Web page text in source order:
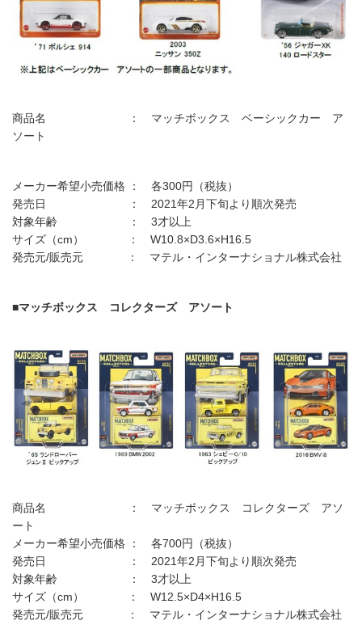
商品名 ： マッチボックス ベーシックカー ア
ソート
メーカー希望小売価格 ： 各300円（税抜）
発売日 ： 2021年2月下旬より順次発売
対象年齢 ： 3才以上
サイズ（cm） ： W10.8×D3.6×H16.5
発売元/販売元 ： マテル・インターナショナル株式会社
■マッチボックス コレクターズ アソート
商品名 ： マッチボックス コレクターズ アソ
ート
メーカー希望小売価格 ： 各700円（税抜）
発売日 ： 2021年2月下旬より順次発売
対象年齢 ： 3才以上
サイズ（cm） ： W12.5×D4×H16.5
発売元/販売元 ： マテル・インターナショナル株式会社